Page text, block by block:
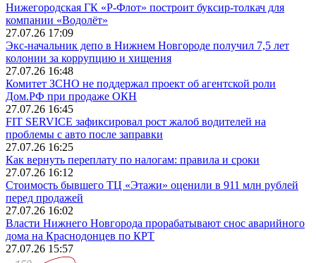
Нижегородская ГК «Р-Флот» построит буксир-толкач для
компании «Водолёт»
27.07.26 17:09
Экс-начальник депо в Нижнем Новгороде получил 7,5 лет
колонии за коррупцию и хищения
27.07.26 16:48
Комитет ЗСНО не поддержал проект об агентской роли
Дом.РФ при продаже ОКН
27.07.26 16:45
FIT SERVICE зафиксировал рост жалоб водителей на
проблемы с авто после заправки
27.07.26 16:25
Как вернуть переплату по налогам: правила и сроки
27.07.26 16:12
Стоимость бывшего ТЦ «Этажи» оценили в 911 млн рублей
перед продажей
27.07.26 16:02
Власти Нижнего Новгорода прорабатывают снос аварийного
дома на Краснодонцев по КРТ
27.07.26 15:57